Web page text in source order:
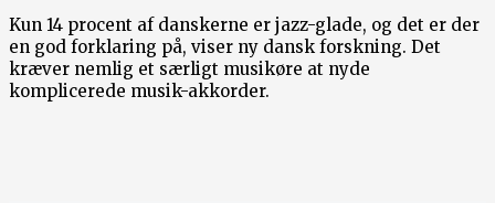
Kun 14 procent af danskerne er jazz-glade, og det er der
en god forklaring på, viser ny dansk forskning. Det
kræver nemlig et særligt musikøre at nyde
komplicerede musik-akkorder.